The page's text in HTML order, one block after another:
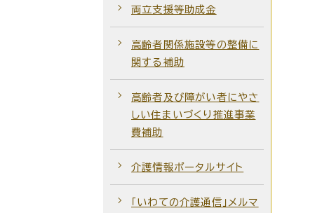
両立支援等助成金
高齢者関係施設等の整備に
関する補助
高齢者及び障がい者にやさ
しい住まいづくり推進事業
費補助
介護情報ポータルサイト
「いわての介護通信」メルマ